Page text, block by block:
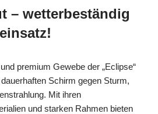
– wetterbeständig
premium Gewebe der „Eclipse“
Schirm gegen Sturm,
Mit ihren
und starken Rahmen bieten